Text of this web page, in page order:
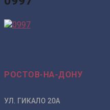
РОСТОВ-НА-ДОНУ
УЛ. ГИКАЛО 20А